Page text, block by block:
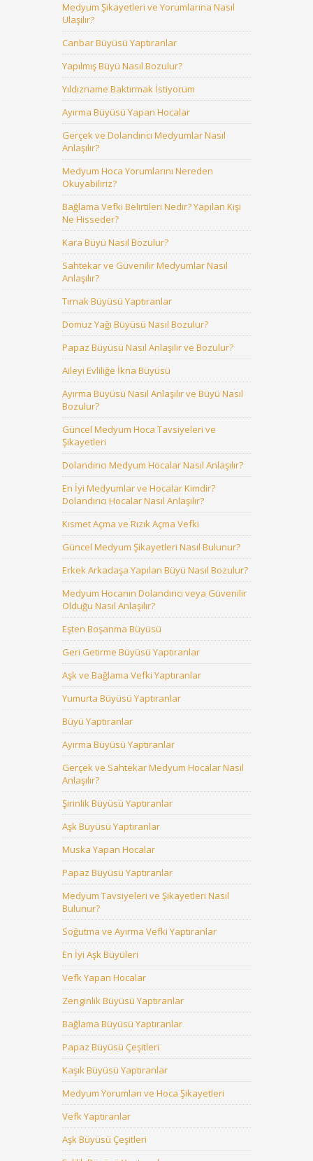
Medyum Şikayetleri ve Yorumlarına Nasıl
Ulaşılır?
Canbar Büyüsü Yaptıranlar
Yapılmış Büyü Nasıl Bozulur?
Yıldızname Baktırmak İstiyorum
Ayırma Büyüsü Yapan Hocalar
Gerçek ve Dolandırıcı Medyumlar Nasıl
Anlaşılır?
Medyum Hoca Yorumlarını Nereden
Okuyabiliriz?
Bağlama Vefki Belirtileri Nedir? Yapılan Kişi
Ne Hisseder?
Kara Büyü Nasıl Bozulur?
Sahtekar ve Güvenilir Medyumlar Nasıl
Anlaşılır?
Tırnak Büyüsü Yaptıranlar
Domuz Yağı Büyüsü Nasıl Bozulur?
Papaz Büyüsü Nasıl Anlaşılır ve Bozulur?
Aileyi Evliliğe İkna Büyüsü
Ayırma Büyüsü Nasıl Anlaşılır ve Büyü Nasıl
Bozulur?
Güncel Medyum Hoca Tavsiyeleri ve
Şikayetleri
Dolandırıcı Medyum Hocalar Nasıl Anlaşılır?
En İyi Medyumlar ve Hocalar Kimdir?
Dolandırıcı Hocalar Nasıl Anlaşılır?
Kısmet Açma ve Rızık Açma Vefki
Güncel Medyum Şikayetleri Nasıl Bulunur?
Erkek Arkadaşa Yapılan Büyü Nasıl Bozulur?
Medyum Hocanın Dolandırıcı veya Güvenilir
Olduğu Nasıl Anlaşılır?
Eşten Boşanma Büyüsü
Geri Getirme Büyüsü Yaptıranlar
Aşk ve Bağlama Vefki Yaptıranlar
Yumurta Büyüsü Yaptıranlar
Büyü Yaptıranlar
Ayırma Büyüsü Yaptıranlar
Gerçek ve Sahtekar Medyum Hocalar Nasıl
Anlaşılır?
Şirinlik Büyüsü Yaptıranlar
Aşk Büyüsü Yaptıranlar
Muska Yapan Hocalar
Papaz Büyüsü Yaptıranlar
Medyum Tavsiyeleri ve Şikayetleri Nasıl
Bulunur?
Soğutma ve Ayırma Vefki Yaptıranlar
En İyi Aşk Büyüleri
Vefk Yapan Hocalar
Zenginlik Büyüsü Yaptıranlar
Bağlama Büyüsü Yaptıranlar
Papaz Büyüsü Çeşitleri
Kaşık Büyüsü Yaptıranlar
Medyum Yorumları ve Hoca Şikayetleri
Vefk Yaptıranlar
Aşk Büyüsü Çeşitleri